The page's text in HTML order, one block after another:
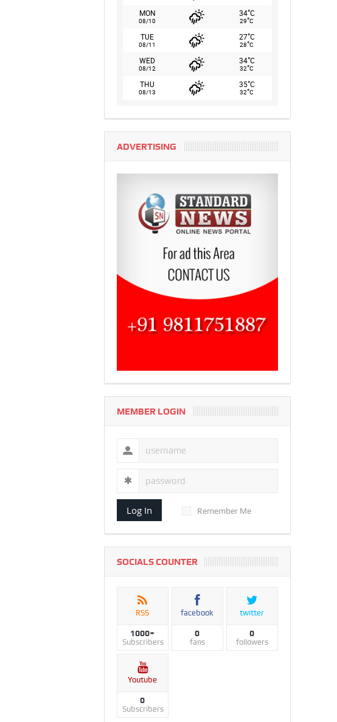
MON
08/10
34°C
29°C
TUE
08/11
27°C
28°C
WED
08/12
34°C
32°C
THU
08/13
35°C
32°C
ADVERTISING
MEMBER LOGIN
Log In Remember Me
SOCIALS COUNTER
RSS
1000+
Subscribers
facebook
0
fans
twitter
0
followers
Youtube
0
Subscribers